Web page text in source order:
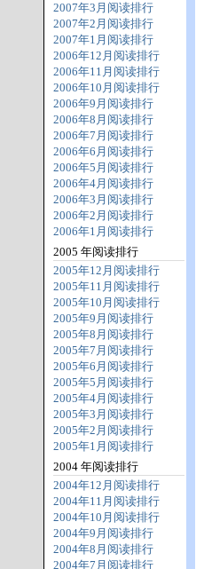
2007年3月阅读排行
2007年2月阅读排行
2007年1月阅读排行
2006年12月阅读排行
2006年11月阅读排行
2006年10月阅读排行
2006年9月阅读排行
2006年8月阅读排行
2006年7月阅读排行
2006年6月阅读排行
2006年5月阅读排行
2006年4月阅读排行
2006年3月阅读排行
2006年2月阅读排行
2006年1月阅读排行
2005 年阅读排行
2005年12月阅读排行
2005年11月阅读排行
2005年10月阅读排行
2005年9月阅读排行
2005年8月阅读排行
2005年7月阅读排行
2005年6月阅读排行
2005年5月阅读排行
2005年4月阅读排行
2005年3月阅读排行
2005年2月阅读排行
2005年1月阅读排行
2004 年阅读排行
2004年12月阅读排行
2004年11月阅读排行
2004年10月阅读排行
2004年9月阅读排行
2004年8月阅读排行
2004年7月阅读排行